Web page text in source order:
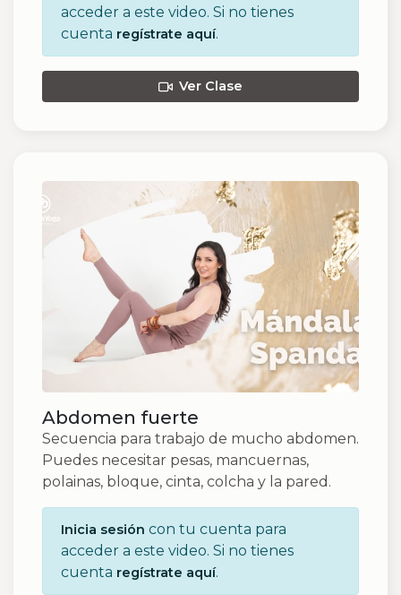
acceder a este video. Si no tienes
cuenta regístrate aquí.
Ver Clase
Abdomen fuerte
Secuencia para trabajo de mucho abdomen.
Puedes necesitar pesas, mancuernas,
polainas, bloque, cinta, colcha y la pared.
Inicia sesión con tu cuenta para
acceder a este video. Si no tienes
cuenta regístrate aquí.